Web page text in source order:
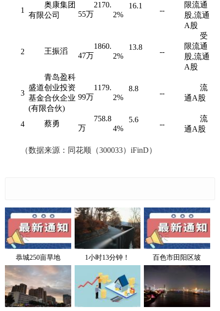
1
奥康集团
有限公司
2170.
55万
16.1
2%
--
限流通
股,流通
A股
2 王振滔
1860.
47万
13.8
2%
--
受
限流通
股,流通
A股
3
青岛盈科
盛道创业投资
基金合伙企业
(有限合伙)
1179.
99万
8.8
2%
--
流
通A股
4 蔡勇
758.8
万
5.6
4%
--
流
通A股
（数据来源：同花顺（300033）iFinD）
恭城250亩旱地 1小时13分钟！ 百色市田阳区坡